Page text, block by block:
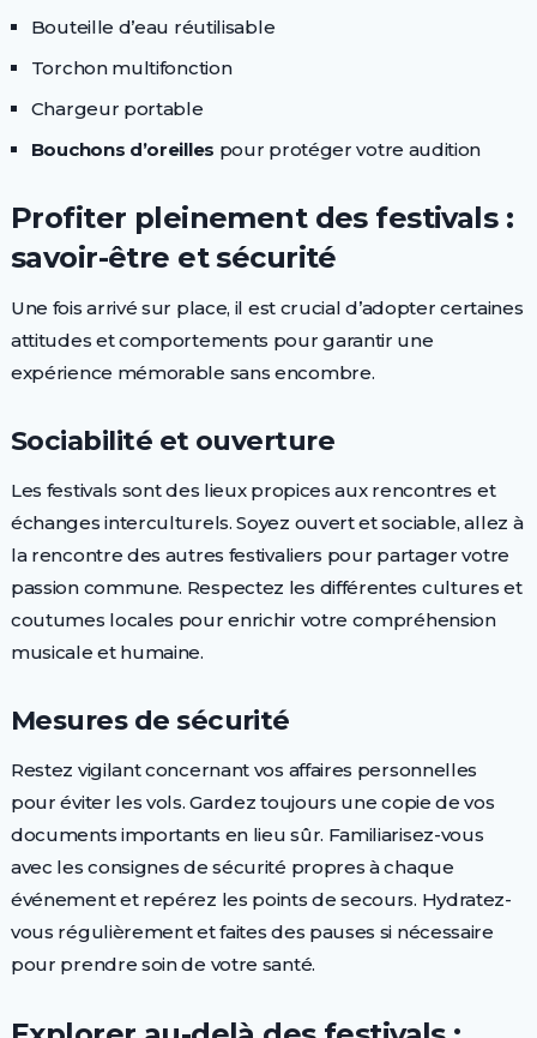
Bouteille d’eau réutilisable
Torchon multifonction
Chargeur portable
Bouchons d’oreilles pour protéger votre audition
Profiter pleinement des festivals :
savoir-être et sécurité
Une fois arrivé sur place, il est crucial d’adopter certaines
attitudes et comportements pour garantir une
expérience mémorable sans encombre.
Sociabilité et ouverture
Les festivals sont des lieux propices aux rencontres et
échanges interculturels. Soyez ouvert et sociable, allez à
la rencontre des autres festivaliers pour partager votre
passion commune. Respectez les différentes cultures et
coutumes locales pour enrichir votre compréhension
musicale et humaine.
Mesures de sécurité
Restez vigilant concernant vos affaires personnelles
pour éviter les vols. Gardez toujours une copie de vos
documents importants en lieu sûr. Familiarisez-vous
avec les consignes de sécurité propres à chaque
événement et repérez les points de secours. Hydratez-
vous régulièrement et faites des pauses si nécessaire
pour prendre soin de votre santé.